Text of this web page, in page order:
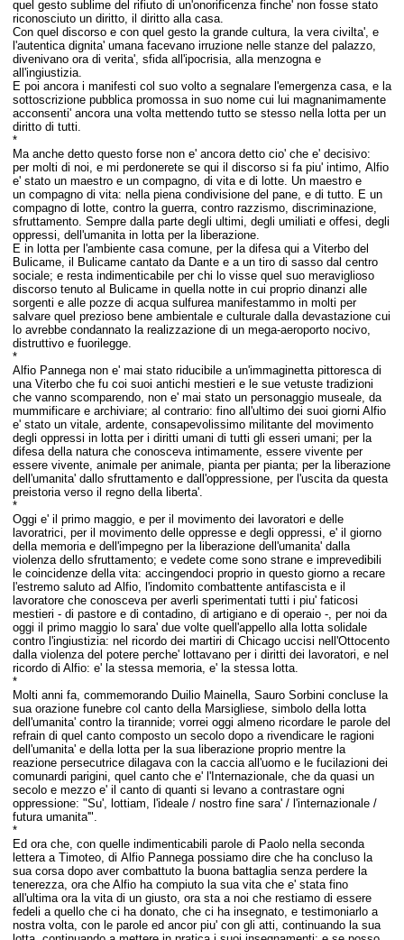
quel gesto sublime del rifiuto di un'onorificenza finche' non fosse stato
riconosciuto un diritto, il diritto alla casa.
Con quel discorso e con quel gesto la grande cultura, la vera civilta', e
l'autentica dignita' umana facevano irruzione nelle stanze del palazzo,
divenivano ora di verita', sfida all'ipocrisia, alla menzogna e
all'ingiustizia.
E poi ancora i manifesti col suo volto a segnalare l'emergenza casa, e la
sottoscrizione pubblica promossa in suo nome cui lui magnanimamente
acconsenti' ancora una volta mettendo tutto se stesso nella lotta per un
diritto di tutti.
*
Ma anche detto questo forse non e' ancora detto cio' che e' decisivo:
per molti di noi, e mi perdonerete se qui il discorso si fa piu' intimo, Alfio
e' stato un maestro e un compagno, di vita e di lotte. Un maestro e
un compagnodi vita: nella piena condivisione del pane, e di tutto. E un
compagno di lotte, contro laguerra, controrazzismo, discriminazione,
sfruttamento. Sempre dalla parte degli ultimi, degli umiliati e offesi, degli
oppressi, dell'umanita in lotta per la liberazione.
E in lotta per l'ambiente casa comune, per la difesa qui a Viterbo del
Bulicame, il Bulicame cantato da Dante e a un tiro di sasso dal centro
sociale; e resta indimenticabile per chi lo visse quel suo meraviglioso
discorso tenuto al Bulicame in quella notte in cui proprio dinanzi alle
sorgenti e alle pozze di acqua sulfurea manifestammo in molti per
salvare quel prezioso bene ambientale e culturale dalla devastazione cui
lo avrebbe condannato la realizzazione di un mega-aeroporto nocivo,
distruttivo e fuorilegge.
*
Alfio Pannega non e' mai stato riducibile a un'immaginetta pittoresca di
una Viterbo che fu coi suoi antichi mestieri e le sue vetuste tradizioni
che vanno scomparendo, non e' mai stato un personaggio museale, da
mummificare e archiviare; al contrario: fino all'ultimo dei suoi giorni Alfio
e' stato un vitale, ardente, consapevolissimo militante del movimento
degli oppressi in lotta per i diritti umani di tutti gli esseri umani; per la
difesa della natura che conosceva intimamente, essere vivente per
essere vivente, animale per animale, pianta per pianta; per la liberazione
dell'umanita' dallo sfruttamento e dall'oppressione, per l'uscita da questa
preistoria verso il regno della liberta'.
*
Oggi e' il primo maggio, e per il movimento dei lavoratori e delle
lavoratrici, per il movimento delle oppresse e degli oppressi, e' il giorno
della memoria e dell'impegno per la liberazione dell'umanita' dalla
violenza dello sfruttamento; e vedete come sono strane e imprevedibili
le coincidenze della vita: accingendoci proprio in questo giorno a recare
l'estremo saluto ad Alfio, l'indomito combattente antifascista e il
lavoratore che conosceva per averli sperimentati tutti i piu' faticosi
mestieri - di pastore e di contadino, di artigiano e di operaio -, per noi da
oggi il primo maggio lo sara' due volte quell'appello alla lotta solidale
contro l'ingiustizia: nel ricordo dei martiri di Chicago uccisi nell'Ottocento
dalla violenza del potere perche' lottavano per i diritti dei lavoratori, e nel
ricordo di Alfio: e' la stessa memoria, e' la stessa lotta.
*
Molti anni fa, commemorando Duilio Mainella, Sauro Sorbini concluse la
sua orazione funebre col canto della Marsigliese, simbolo della lotta
dell'umanita' contro la tirannide; vorrei oggi almeno ricordare le parole del
refrain di quel canto composto un secolo dopo a rivendicare le ragioni
dell'umanita' e della lotta per la sua liberazione proprio mentre la
reazione persecutrice dilagava con la caccia all'uomo e le fucilazioni dei
comunardi parigini, quel canto che e' l'Internazionale, che da quasi un
secolo e mezzo e' il canto di quanti si levano a contrastare ogni
oppressione: "Su', lottiam, l'ideale / nostro fine sara' / l'internazionale /
futura umanita'".
*
Ed ora che, con quelle indimenticabili parole di Paolo nella seconda
lettera a Timoteo, di Alfio Pannega possiamo dire che ha concluso la
sua corsa dopo aver combattuto la buona battaglia senza perdere la
tenerezza, ora che Alfio ha compiuto la sua vita che e' stata fino
all'ultima ora la vita di un giusto, ora sta a noi che restiamo di essere
fedeli a quello che ci ha donato, che ci ha insegnato, e testimoniarlo a
nostra volta, con le parole ed ancor piu' con gli atti, continuando la sua